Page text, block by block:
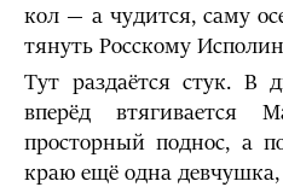
кол — а чудится, саму
тянуть Росскому
Тут раздаётся стук. В
вперёд втягивается
просторный поднос, а
краю ещё одна девчушка,